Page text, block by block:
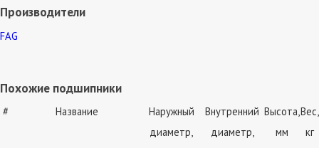
Производители
FAG
Похожие подшипники
# Название
Наружный
диаметр,
Внутренний
диаметр,
Высота,
мм
Вес,
кг